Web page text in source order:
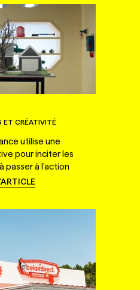
ET CRÉATIVITÉ
utilise une
pour inciter les
passer à l'action